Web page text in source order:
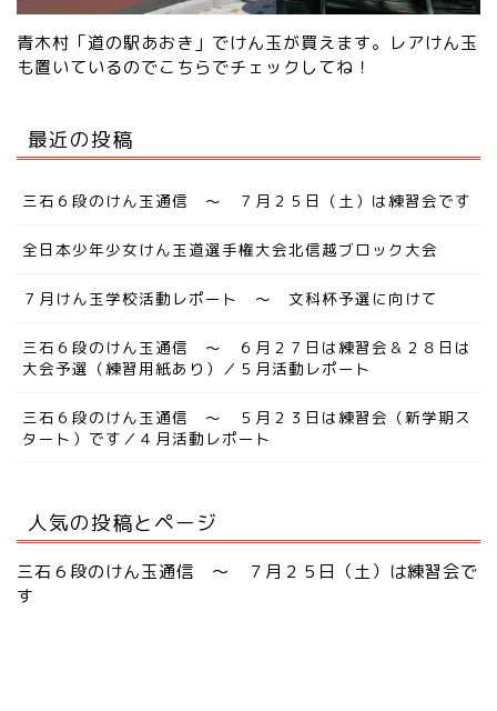
青木村「道の駅あおき」でけん玉が買えます。レアけん玉
も置いているのでこちらでチェック してね！
最近の投稿
三石６段のけん玉通信 ～ ７月２５日（土）は練習会です
全日本少年少女けん玉道選手権大会北信越ブロック大会
７月けん玉学校活動レポート ～ 文科杯予選に向けて
三石６段のけん玉通信 ～ ６月２７日は練習会＆２８日は
大会予選（練習用紙あり）／５月活動レポート
三石６段のけん玉通信 ～ ５月２３日は練習会（新学期ス
タート）です／４月活動レポート
人気の投稿とページ
三石６段のけん玉通信 ～ ７月２５日（土）は練習会で
す